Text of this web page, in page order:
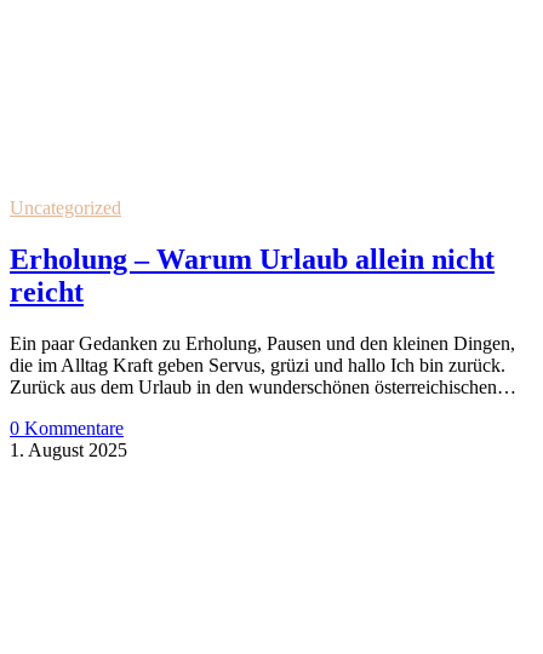
Uncategorized
Erholung – Warum Urlaub allein nicht
reicht
Ein paar Gedanken zu Erholung, Pausen und den kleinen Dingen,
die im Alltag Kraft geben Servus, grüzi und hallo Ich bin zurück.
Zurück aus dem Urlaub in den wunderschönen österreichischen…
0 Kommentare
1. August 2025